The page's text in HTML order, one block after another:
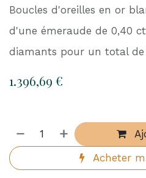
Boucles d'oreilles en or
d'une émeraude de 0,40
diamants pour un total de
1.396,69 €
Acheter